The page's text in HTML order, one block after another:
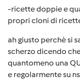
-ricette doppie e
propri cloni di
ah giusto perchè si
scherzo dicendo
quantomeno una
e regolarmente su